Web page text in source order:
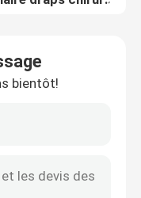
bientôt!